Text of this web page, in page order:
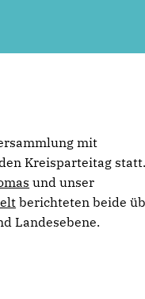
mit
Kreisparteitag statt.
und unser
berichteten beide
Landesebene.